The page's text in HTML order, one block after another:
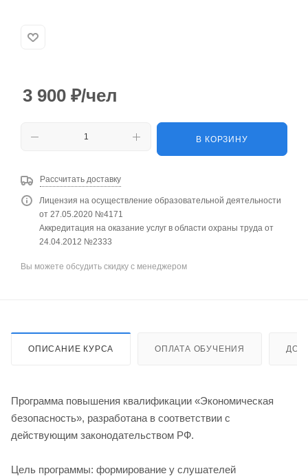
3 900 ₽/чел
В КОРЗИНУ
Рассчитать доставку
Лицензия на осуществление образовательной деятельности
от 27.05.2020 №4171
Аккредитация на оказание услуг в области охраны труда от
24.04.2012 №2333
Вы можете обсудить скидку с менеджером
ОПИСАНИЕ КУРСА ОПЛАТА ОБУЧЕНИЯ
Программа повышения квалификации «Экономическая
безопасность», разработана в соответствии с
действующим законодательством РФ.
Цель программы: формирование у слушателей